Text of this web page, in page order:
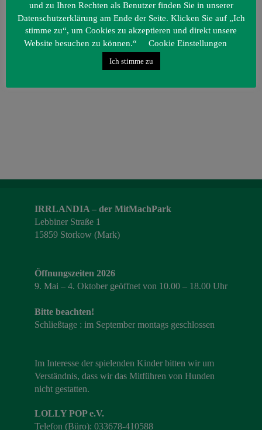
IRRLANDIA – der MitMachPark
Lebbiner Straße 1
15859 Storkow (Mark)
Öffnungszeiten 2026
9. Mai – 4. Oktober geöffnet von 10.00 – 18.00 Uhr
Bitte beachten!
Schließtage : im September montags geschlossen
Im Interesse der spielenden Kinder bitten wir um
Verständnis, dass wir das Mitführen von Hunden
nicht gestatten.
LOLLY POP e.V.
Telefon (Büro): 033678-410588
und zu Ihren Rechten als Benutzer finden Sie in unserer
Datenschutzerklärung am Ende der Seite. Klicken Sie auf „Ich
stimme zu“, um Cookies zu akzeptieren und direkt unsere
Website besuchen zu können.“
Cookie Einstellungen
Ich stimme zu